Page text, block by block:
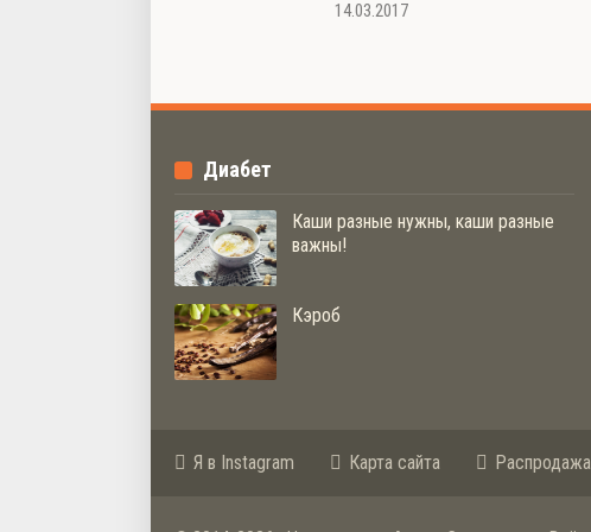
14.03.2017
Диабет
Каши разные нужны, каши разные
важны!
Кэроб
Я в Instagram Карта сайта Распродажа